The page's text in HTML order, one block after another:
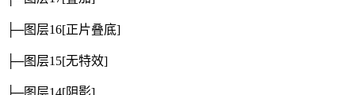
├─图层16[正片叠底]
├─图层15[无特效]